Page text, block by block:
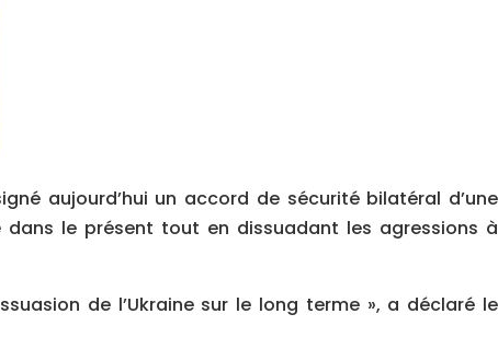
aujourd’hui un accord de sécurité bilatéral d’une
le présent tout en dissuadant les agressions à
de l’Ukraine sur le long terme », a déclaré le